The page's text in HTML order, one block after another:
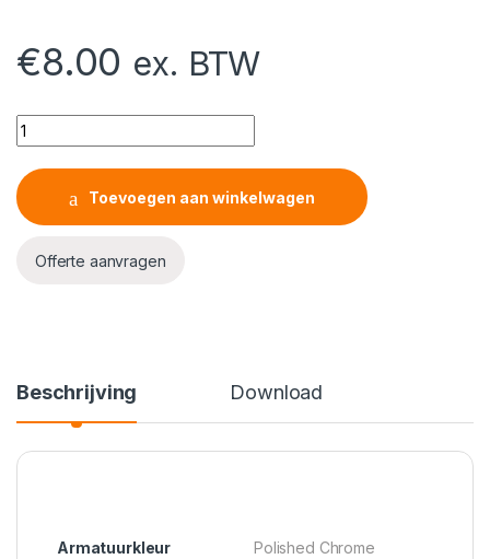
€8.00 ex. BTW
Rivo™ Track 38° Alanod Reflector quantity
Toevoegen aan winkelwagen
Offerte aanvragen
Beschrijving Download
Armatuurkleur Polished Chrome